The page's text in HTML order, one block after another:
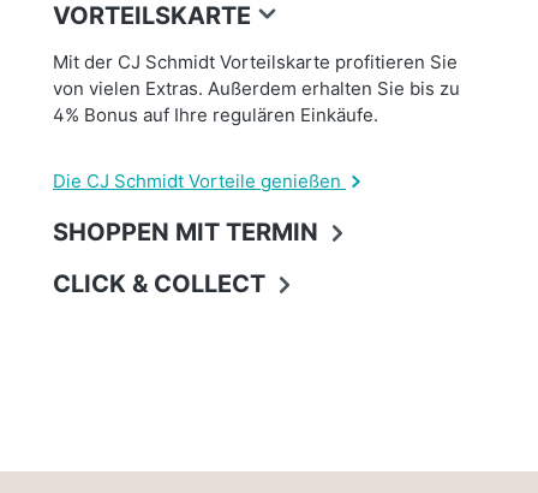
VORTEILSKARTE
Mit der CJ Schmidt Vorteilskarte profitieren Sie
von vielen Extras. Außerdem erhalten Sie bis zu
4% Bonus auf Ihre regulären Einkäufe.
Die CJ Schmidt Vorteile genießen
SHOPPEN MIT TERMIN
CLICK & COLLECT